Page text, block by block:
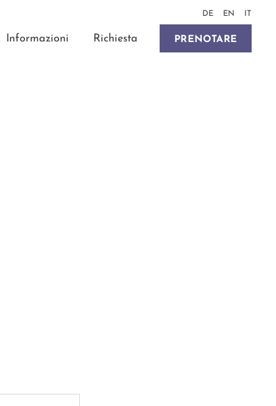
Informazioni Richiesta PRENOTARE
DE EN IT